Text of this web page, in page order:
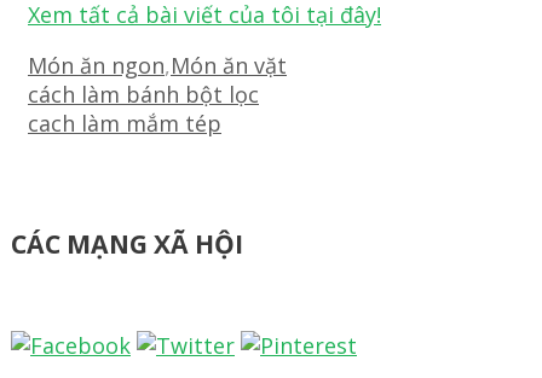
Xem tất cả bài viết của tôi tại đây!
Danh
mục
Món ăn ngon,Món ăn vặt
Điều
hướng
cách làm bánh bột lọc
cach làm mắm tép
CÁC MẠNG XÃ HỘI